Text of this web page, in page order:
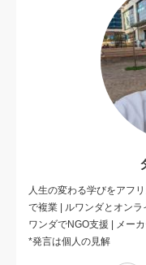
人生の変わる学びをアフ
で複業 | ルワンダとオン
ワンダでNGO支援 | メー
*発言は個人の見解